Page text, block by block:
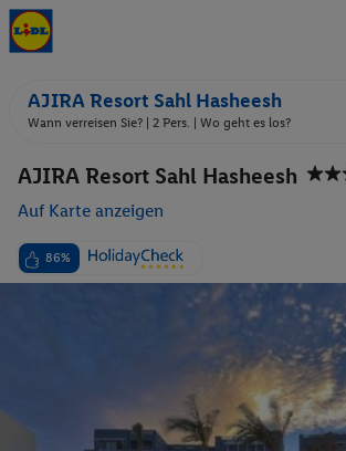
AJIRA Resort Sahl Hasheesh
Wann verreisen Sie? | 2 Pers. | Wo geht es los?
AJIRA Resort Sahl Hasheesh
Auf Karte anzeigen
86%